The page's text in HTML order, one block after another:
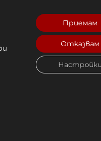
Приемам
Отказвам